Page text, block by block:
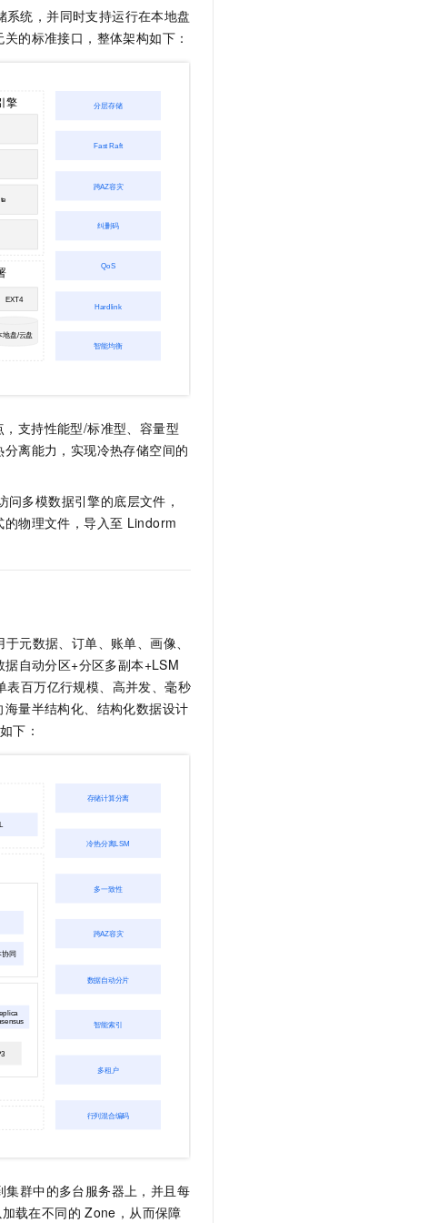
系统，并同时支持运行在本地盘
的标准接口，整体架构如下：
支持性能型/标准型、容量型
离能力，实现冷热存储空间的
问多模数据引擎的底层文件，
物理文件，导入至 Lindorm
于元数据、订单、账单、画像、
自动分区+分区多副本+LSM
表百万亿行规模、高并发、毫秒
量半结构化、结构化数据设计
下：
集群中的多台服务器上，并且每
载在不同的 Zone，从而保障